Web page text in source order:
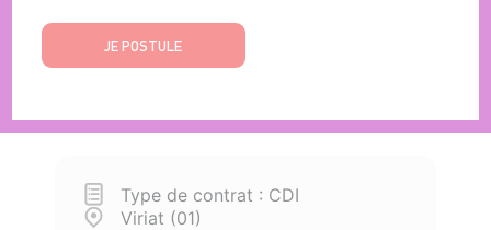
JE POSTULE
Type de contrat : CDI
Viriat (01)